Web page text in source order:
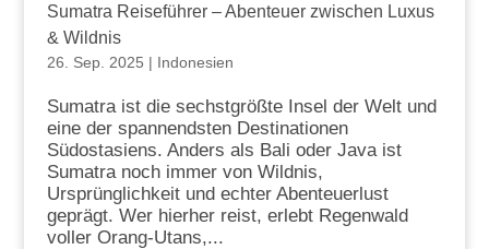
Sumatra Reiseführer – Abenteuer zwischen Luxus
& Wildnis
26. Sep. 2025 | Indonesien
Sumatra ist die sechstgrößte Insel der Welt und
eine der spannendsten Destinationen
Südostasiens. Anders als Bali oder Java ist
Sumatra noch immer von Wildnis,
Ursprünglichkeit und echter Abenteuerlust
geprägt. Wer hierher reist, erlebt Regenwald
voller Orang-Utans,...